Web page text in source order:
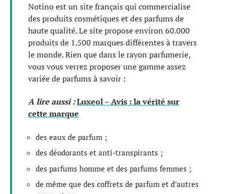
Notino est un site français qui commercialise
des produits cosmétiques et des parfums de
haute qualité. Le site propose environ 60.000
produits de 1.500 marques différentes à travers
le monde. Rien que dans le rayon parfumerie,
vous vous verrez proposer une gamme assez
variée de parfums à savoir :
A lire aussi :Luxeol – Avis : la vérité sur
cette marque
des eaux de parfum ;
des déodorants et anti-transpirants ;
des parfums homme et des parfums femmes ;
de même que des coffrets de parfum et d’autres